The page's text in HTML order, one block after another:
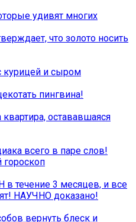
удивят многих
что золото носить
курицей и сыром
пингвина!
остававшаяся
всего в паре слов!
в течение 3 месяцев, и все
НАУЧНО доказано!
вернуть блеск и